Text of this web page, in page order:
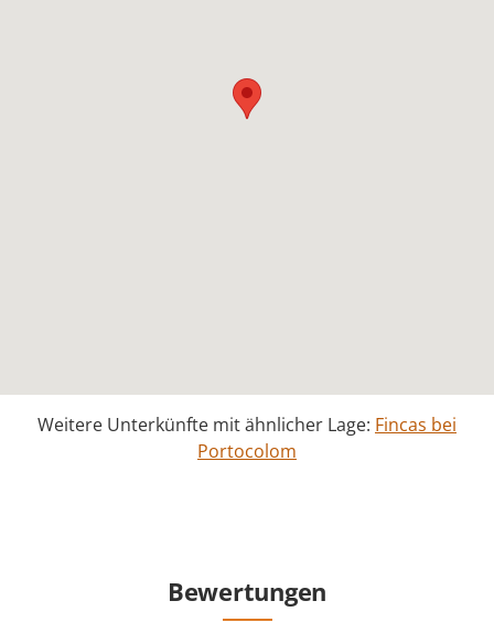
Weitere Unterkünfte mit ähnlicher Lage: Fincas bei
Portocolom
Bewertungen